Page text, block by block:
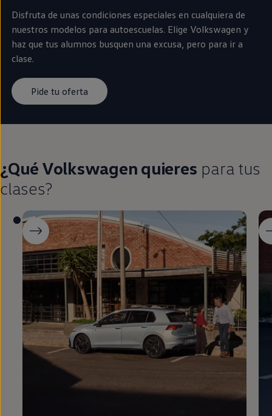
Disfruta de unas condiciones especiales en cualquiera de
nuestros modelos para autoescuelas. Elige Volkswagen y
haz que tus alumnos busquen una excusa, pero para ir a
clase.
Pide tu oferta
¿Qué Volkswagen quieres para tus
clases?